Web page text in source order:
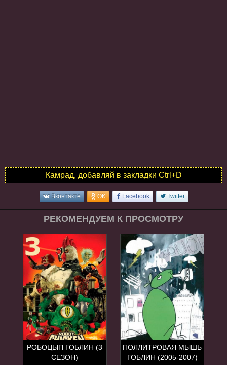
Камрад, добавляй в закладки Ctrl+D
Вконтакте OK Facebook Twitter
РЕКОМЕНДУЕМ К ПРОСМОТРУ
РОБОЦЫП ГОБЛИН (3
СЕЗОН)
ПОЛЛИТРОВАЯ МЫШЬ
ГОБЛИН (2005-2007)